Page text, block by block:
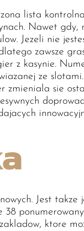
lista
Nawet gdy,
Jezeli nie
zawsze
z kasynie.
ze slotami.
zmieniala sie
Jest
38
ktore